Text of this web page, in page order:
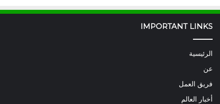
IMPORTANT LINKS
الرئيسية
عن
فريق العمل
أخبار العالم